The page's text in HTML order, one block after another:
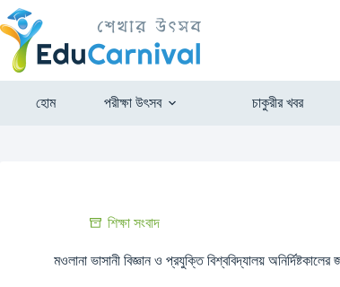
হোম পরীক্ষা উৎসব চাকুরীর খবর
শিক্ষা সংবাদ
মওলানা ভাসানী বিজ্ঞান ও প্রযুক্তি বিশ্ববিদ্যালয়